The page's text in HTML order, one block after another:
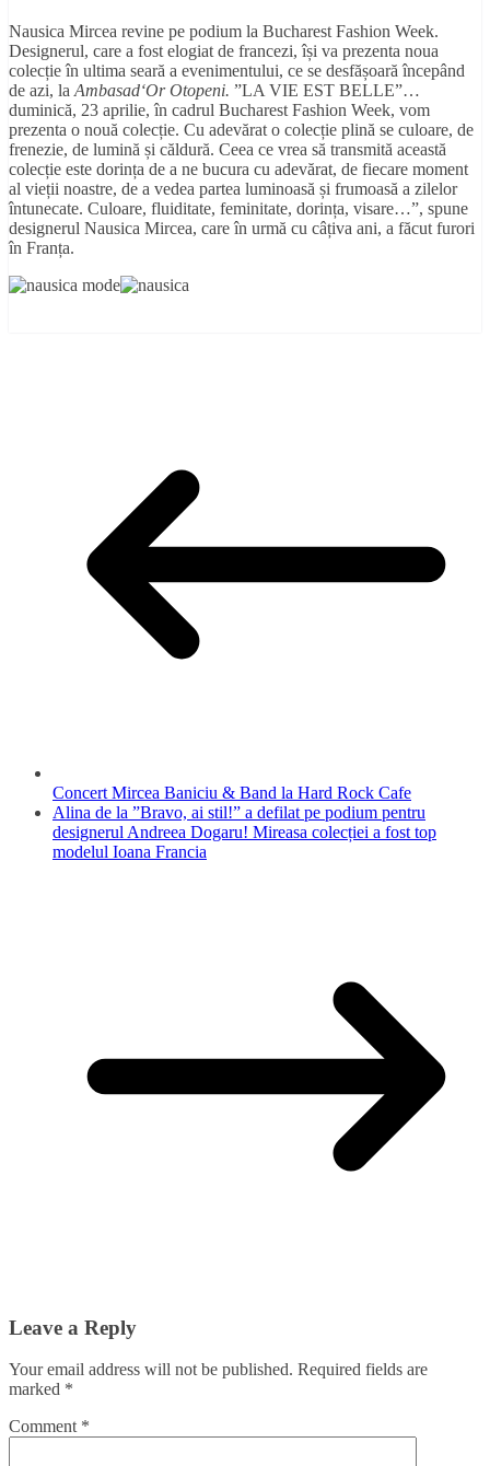
Nausica Mircea revine pe podium la Bucharest Fashion Week.
Designerul, care a fost elogiat de francezi, își va prezenta noua
colecție în ultima seară a evenimentului, ce se desfășoară începând
de azi, la Ambasad‘Or Otopeni. ”LA VIE EST BELLE”…
duminică, 23 aprilie, în cadrul Bucharest Fashion Week, vom
prezenta o nouă colecție. Cu adevărat o colecție plină se culoare, de
frenezie, de lumină și căldură. Ceea ce vrea să transmită această
colecție este dorința de a ne bucura cu adevărat, de fiecare moment
al vieții noastre, de a vedea partea luminoasă și frumoasă a zilelor
întunecate. Culoare, fluiditate, feminitate, dorința, visare…”, spune
designerul Nausica Mircea, care în urmă cu câțiva ani, a făcut furori
în Franța.
Concert Mircea Baniciu & Band la Hard Rock Cafe
Alina de la ”Bravo, ai stil!” a defilat pe podium pentru
designerul Andreea Dogaru! Mireasa colecției a fost top
modelul Ioana Francia
Leave a Reply
Your email address will not be published. Required fields are
marked *
Comment *